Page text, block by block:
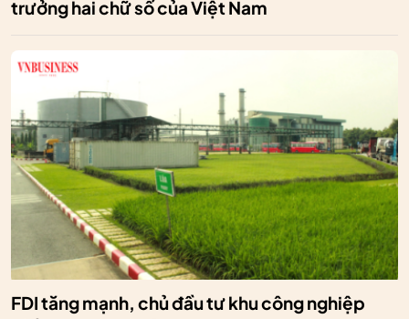
trưởng hai chữ số của Việt Nam
FDI tăng mạnh, chủ đầu tư khu công nghiệp